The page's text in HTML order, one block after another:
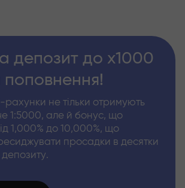
депозит до х1000
рахунки не тільки отримують
1:5000, але й бонус, що
1,000% до 10,000%, що
просадки в десятки
депозиту.